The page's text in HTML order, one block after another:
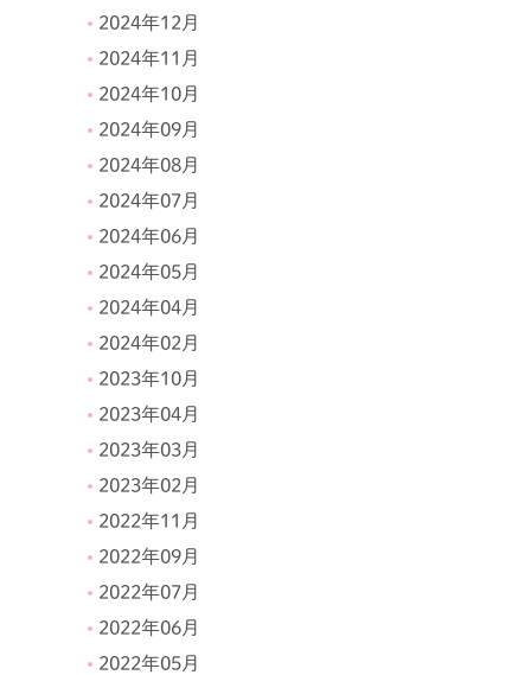
2024年12月
2024年11月
2024年10月
2024年09月
2024年08月
2024年07月
2024年06月
2024年05月
2024年04月
2024年02月
2023年10月
2023年04月
2023年03月
2023年02月
2022年11月
2022年09月
2022年07月
2022年06月
2022年05月